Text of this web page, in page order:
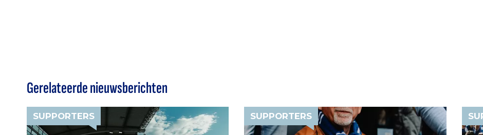
Gerelateerde nieuwsberichten
SUPPORTERS SUPPORTERS